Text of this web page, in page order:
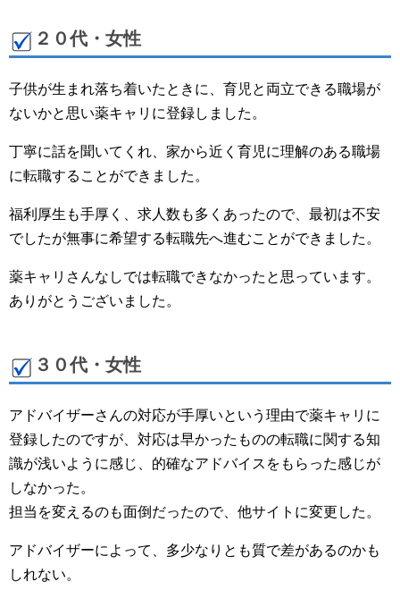
２０代・女性
子供が生まれ落ち着いたときに、育児と両立できる職場が
ないかと思い薬キャリに登録しました。
丁寧に話を聞いてくれ、家から近く育児に理解のある職場
に転職することができました。
福利厚生も手厚く、求人数も多くあったので、最初は不安
でしたが無事に希望する転職先へ進むことができました。
薬キャリさんなしでは転職できなかったと思っています。
ありがとうございました。
３０代・女性
アドバイザーさんの対応が手厚いという理由で薬キャリに
登録したのですが、対応は早かったものの転職に関する知
識が浅いように感じ、的確なアドバイスをもらった感じが
しなかった。
担当を変えるのも面倒だったので、他サイトに変更した。
アドバイザーによって、多少なりとも質で差があるのかも
しれない。